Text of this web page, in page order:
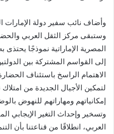
وأضاف نائب سفير دولة الإمارات
وستبقى مركز الثقل العربي
المصرية الإماراتية نموذجًا يحتذى
إلى القواسم المشتركة بين
الاهتمام الراسخ باستئناف
لتمكين الأجيال الجديدة من
إمكانياتهم ومهاراتهم للنهوض
وتسخير وإحداث التغير الإيجابي
العربي، انطلاقًا من قناعتنا بأن